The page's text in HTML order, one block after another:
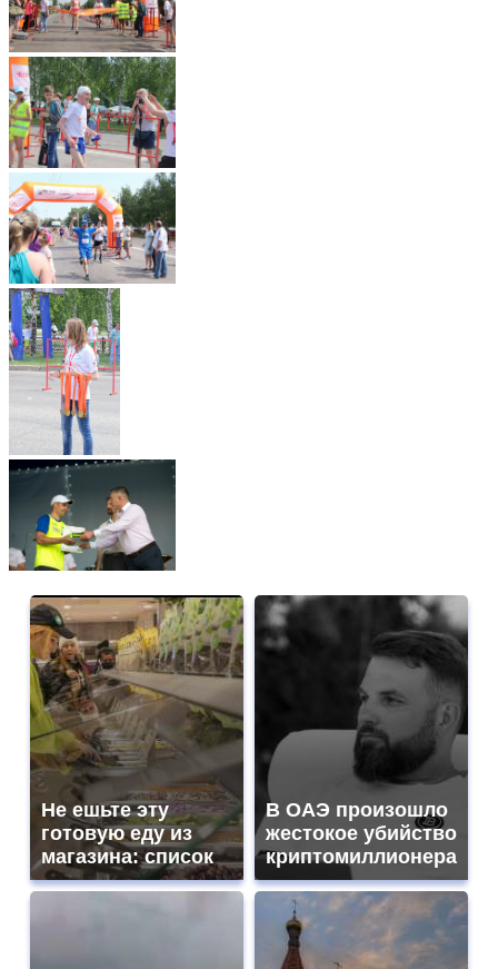
Не ешьте эту
готовую еду из
магазина: список
В ОАЭ произошло
жестокое убийство
криптомиллионера